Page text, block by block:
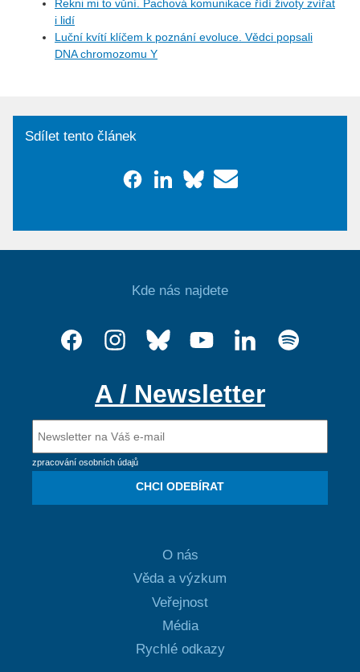
Řekni mi to vůní. Pachová komunikace řídí životy zvířat
i lidí
Luční kvítí klíčem k poznání evoluce. Vědci popsali
DNA chromozomu Y
Sdílet tento článek
Kde nás najdete
A / Newsletter
zpracování osobních údajů
CHCI ODEBÍRAT
O nás
Věda a výzkum
Veřejnost
Média
Rychlé odkazy